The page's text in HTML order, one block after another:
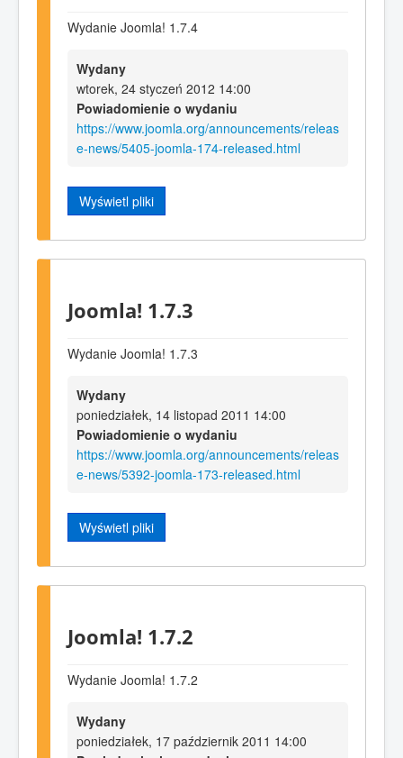
Wydanie Joomla! 1.7.4
Wydany
wtorek, 24 styczeń 2012 14:00
Powiadomienie o wydaniu
https://www.joomla.org/announcements/releas
e-news/5405-joomla-174-released.html
Wyświetl pliki
Joomla! 1.7.3
Wydanie Joomla! 1.7.3
Wydany
poniedziałek, 14 listopad 2011 14:00
Powiadomienie o wydaniu
https://www.joomla.org/announcements/releas
e-news/5392-joomla-173-released.html
Wyświetl pliki
Joomla! 1.7.2
Wydanie Joomla! 1.7.2
Wydany
poniedziałek, 17 październik 2011 14:00